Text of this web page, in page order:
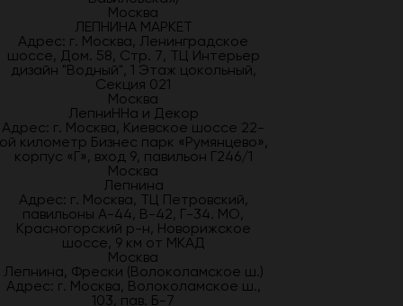
Москва
ЛЕПНИНА МАРКЕТ
Адрес: г. Москва, Ленинградское
шоссе, Дом. 58, Стр. 7, ТЦ Интерьер
дизайн "Водный", 1 Этаж цокольный,
Секция 021
Москва
ЛепниННа и Декор
Адрес: г. Москва, Киевское шоссе 22-
километр Бизнес парк «Румянцево»,
корпус «Г», вход 9, павильон Г246/1
Москва
Лепнина
Адрес: г. Москва, ТЦ Петровский,
павильоны А-44, В-42, Г-34. МО,
Красногорский р-н, Новорижское
шоссе, 9 км от МКАД
Москва
Лепнина, Фрески (Волоколамское ш.)
Адрес: г. Москва, Волоколамское ш.,
103, пав. Б-7